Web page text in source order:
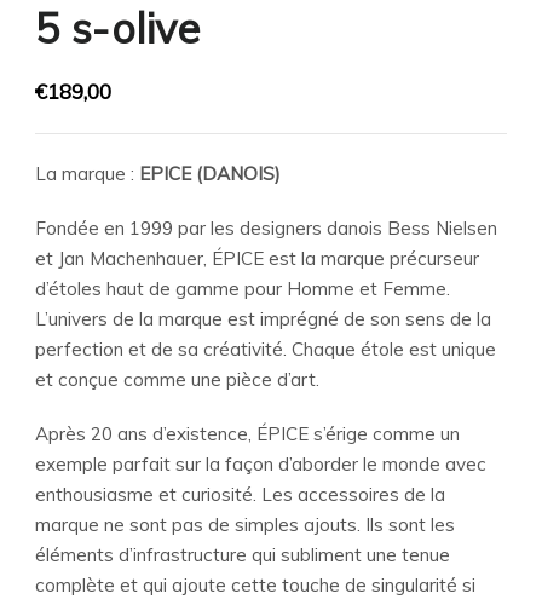
5 s-olive
€189,00
La marque : EPICE (DANOIS)
Fondée en 1999 par les designers danois Bess Nielsen
et Jan Machenhauer, ÉPICE est la marque précurseur
d’étoles haut de gamme pour Homme et Femme.
L’univers de la marque est imprégné de son sens de la
perfection et de sa créativité. Chaque étole est unique
et conçue comme une pièce d’art.
Après 20 ans d’existence, ÉPICE s’érige comme un
exemple parfait sur la façon d’aborder le monde avec
enthousiasme et curiosité. Les accessoires de la
marque ne sont pas de simples ajouts. Ils sont les
éléments d’infrastructure qui subliment une tenue
complète et qui ajoute cette touche de singularité si